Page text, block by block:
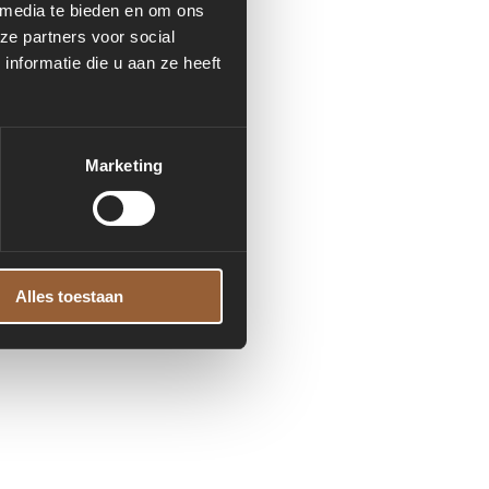
te bieden en om ons
partners voor social
die u aan ze heeft
Marketing
Alles toestaan
.